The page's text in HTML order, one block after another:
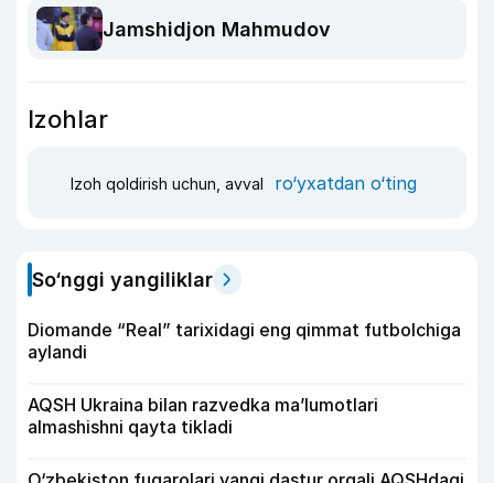
Jamshidjon Mahmudov
Izohlar
Izoh qoldirish uchun, avval ro‘yxatdan o‘ting
So‘nggi yangiliklar
Diomande “Real” tarixidagi eng qimmat futbolchiga
aylandi
AQSH Ukraina bilan razvedka ma’lumotlari
almashishni qayta tikladi